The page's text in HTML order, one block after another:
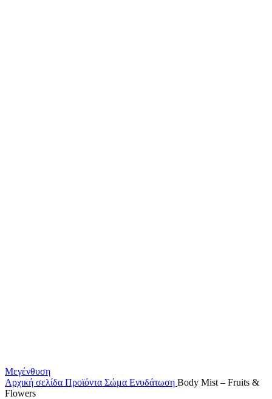
Μεγένθυση
Αρχική σελίδα Προϊόντα Σώμα Ενυδάτωση Body Mist – Fruits &
Flowers